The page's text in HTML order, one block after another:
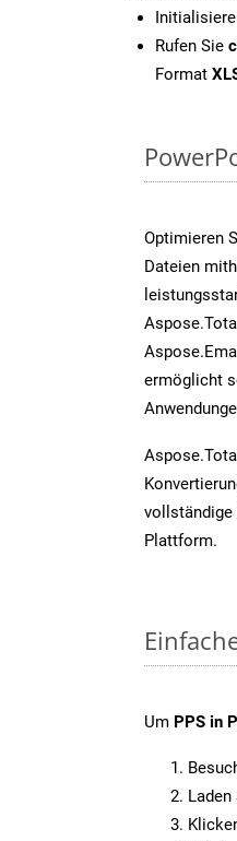
Rufen Sie
Format
Optimieren
Dateien
ermöglicht
vollständige
Plattform.
Um PPS in
Laden